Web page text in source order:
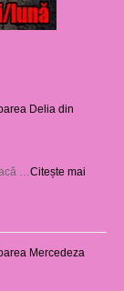
Delia din
… Citește mai
Mercedeza